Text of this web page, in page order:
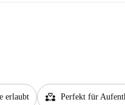
erlaubt partner_heart Perfekt für